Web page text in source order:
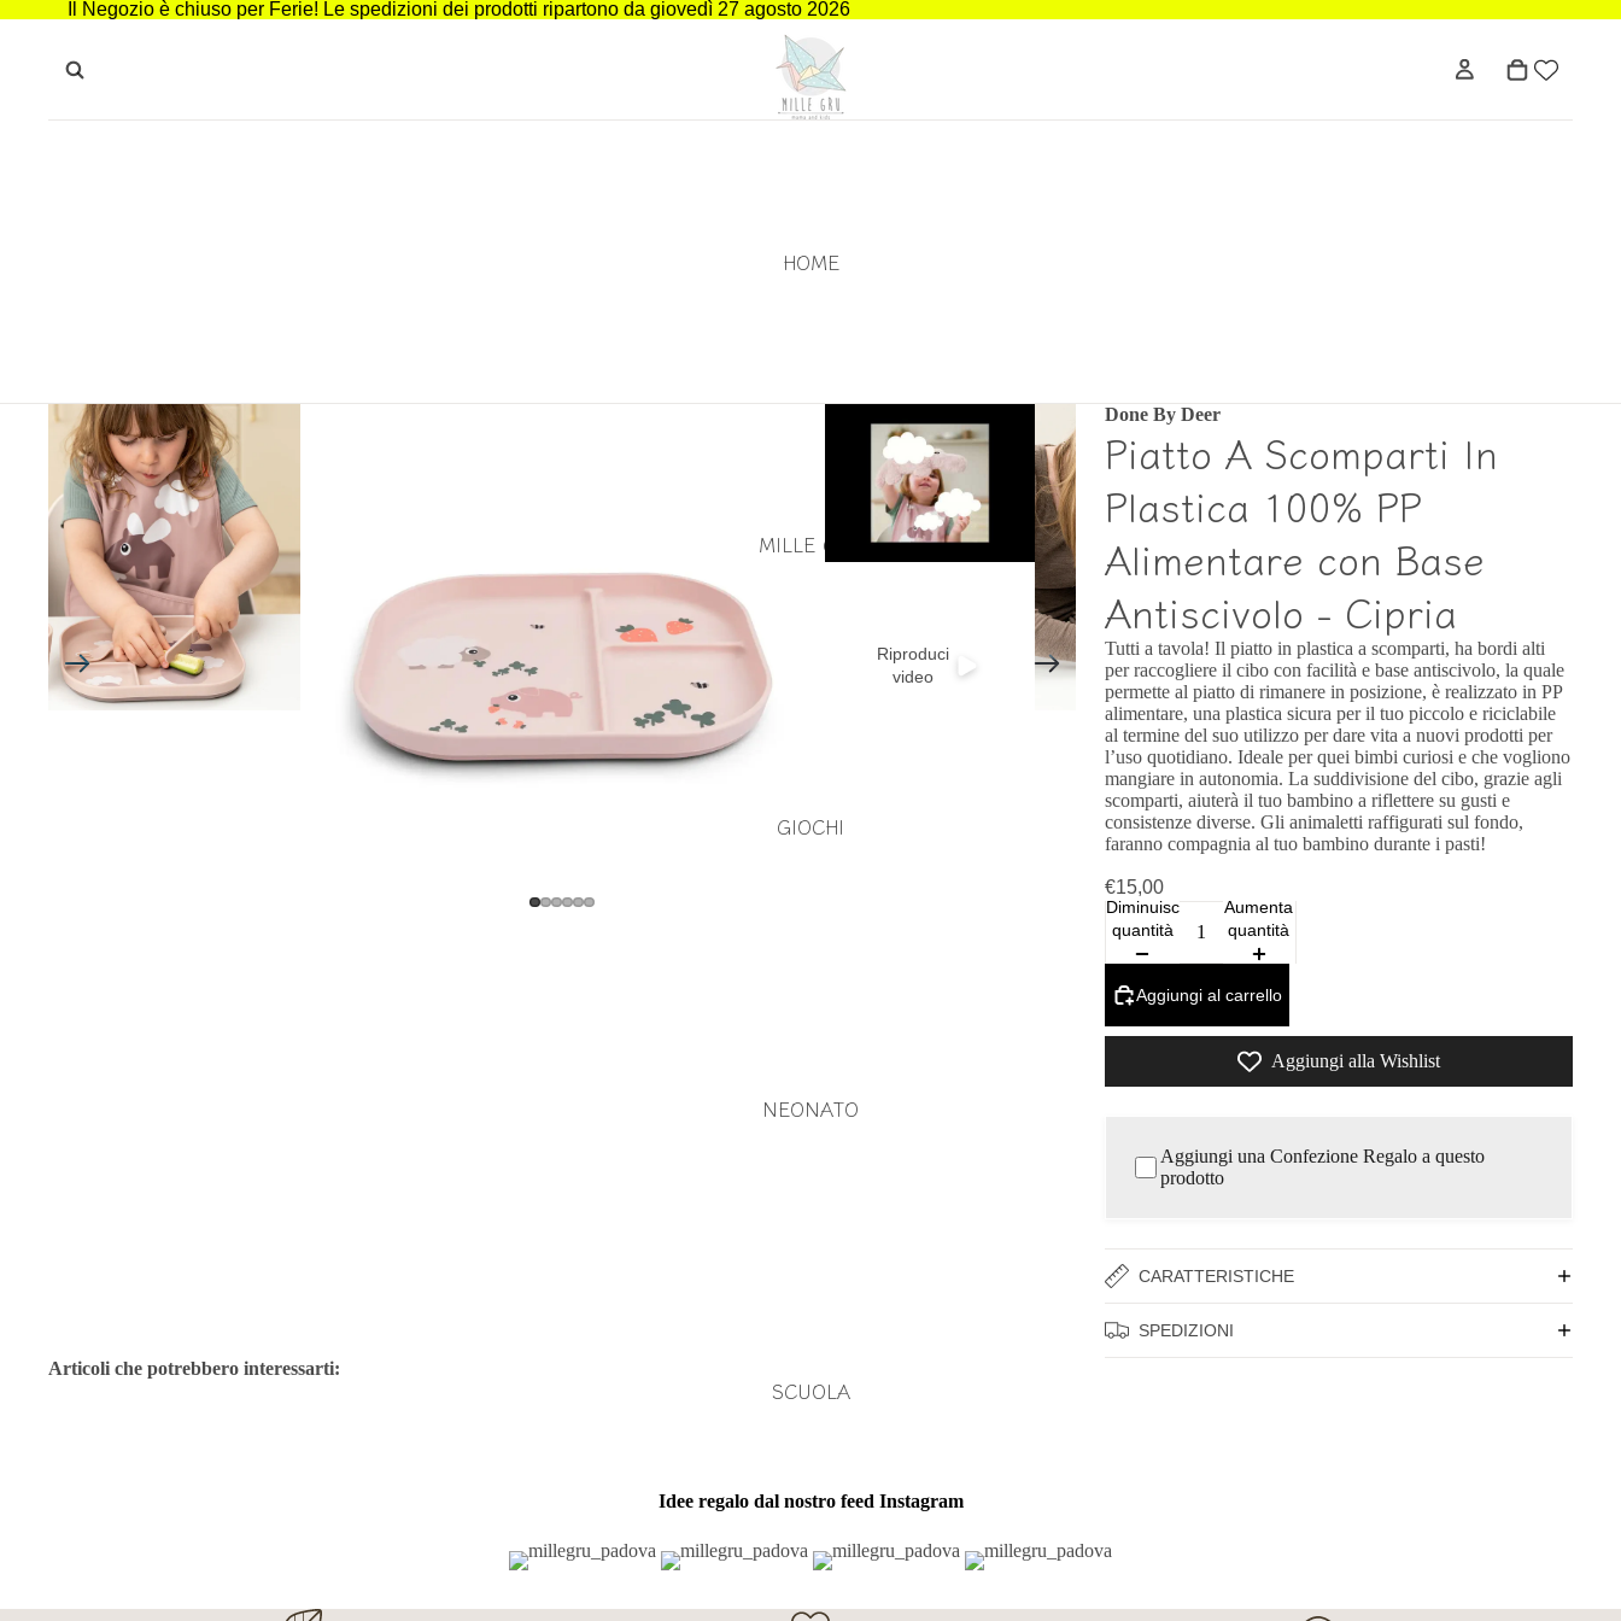
Il Negozio è chiuso per Ferie! Le spedizioni dei prodotti ripartono da giovedì 27 agosto 2026
HOME
MILLE GRU
GIOCHI
NEONATO
SCUOLA
Riproduci
video
Done By Deer
Piatto A Scomparti In
Plastica 100% PP
Alimentare con Base
Antiscivolo - Cipria
Tutti a tavola! Il piatto in plastica a scomparti, ha bordi alti
per raccogliere il cibo con facilità e base antiscivolo, la quale
permette al piatto di rimanere in posizione, è realizzato in PP
alimentare, una plastica sicura per il tuo piccolo e riciclabile
al termine del suo utilizzo per dare vita a nuovi prodotti per
l’uso quotidiano. Ideale per quei bimbi curiosi e che vogliono
mangiare in autonomia. La suddivisione del cibo, grazie agli
scomparti, aiuterà il tuo bambino a riflettere su gusti e
consistenze diverse. Gli animaletti raffigurati sul fondo,
faranno compagnia al tuo bambino durante i pasti!
€15,00
Diminuisci
quantità
Aumenta
quantità
Aggiungi al carrello
Aggiungi alla Wishlist
Aggiungi una Confezione Regalo a questo
prodotto
CARATTERISTICHE
SPEDIZIONI
Articoli che potrebbero interessarti:
Idee regalo dal nostro feed Instagram